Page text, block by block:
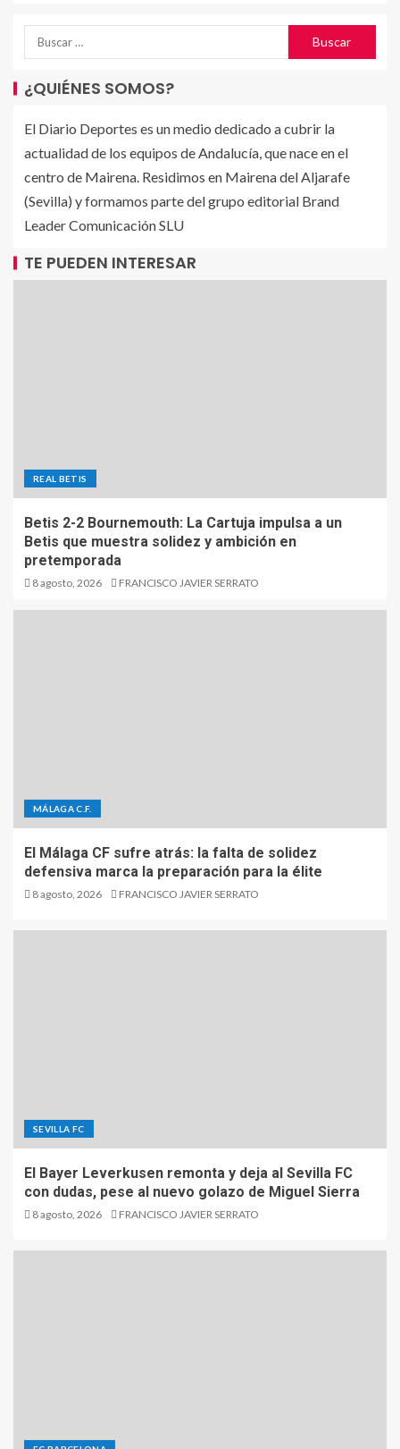
¿QUIÉNES SOMOS?
El Diario Deportes es un medio dedicado a cubrir la
actualidad de los equipos de Andalucía, que nace en el
centro de Mairena. Residimos en Mairena del Aljarafe
(Sevilla) y formamos parte del grupo editorial Brand
Leader Comunicación SLU
TE PUEDEN INTERESAR
REAL BETIS
Betis 2-2 Bournemouth: La Cartuja impulsa a un
Betis que muestra solidez y ambición en
pretemporada
8 agosto, 2026 FRANCISCO JAVIER SERRATO
MÁLAGA C.F.
El Málaga CF sufre atrás: la falta de solidez
defensiva marca la preparación para la élite
8 agosto, 2026 FRANCISCO JAVIER SERRATO
SEVILLA FC
El Bayer Leverkusen remonta y deja al Sevilla FC
con dudas, pese al nuevo golazo de Miguel Sierra
8 agosto, 2026 FRANCISCO JAVIER SERRATO